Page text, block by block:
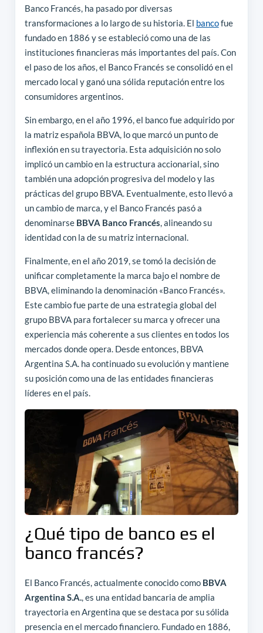
Banco Francés, ha pasado por diversas
transformaciones a lo largo de su historia. El bancofue
fundado en 1886 y se estableció como una de las
instituciones financieras más importantes del país. Con
el paso de los años, el Banco Francés se consolidó en el
mercado local y ganó una sólida reputación entre los
consumidores argentinos.
Sin embargo, en el año 1996, el banco fue adquirido por
la matriz española BBVA, lo que marcó un punto de
inflexión en su trayectoria. Esta adquisición no solo
implicó un cambio en la estructura accionarial, sino
también una adopción progresiva del modelo y las
prácticas del grupo BBVA. Eventualmente, esto llevó a
un cambio de marca, y el Banco Francés pasó a
denominarse BBVA Banco Francés , alineando su
identidad con la de su matriz internacional.
Finalmente, en el año 2019, se tomó la decisión de
unificar completamente la marca bajo el nombre de
BBVA, eliminando la denominación «Banco Francés».
Este cambio fue parte de una estrategia global del
grupo BBVA para fortalecer su marca y ofrecer una
experiencia más coherente a sus clientes en todos los
mercados donde opera. Desde entonces, BBVA
Argentina S.A. ha continuado su evolución y mantiene
su posición como una de las entidades financieras
líderes en el país.
¿Qué tipo de banco es el
banco francés?
El Banco Francés, actualmente conocido como BBVA
Argentina S.A., es una entidad bancaria de amplia
trayectoria en Argentina que se destaca por su sólida
presencia en el mercado financiero. Fundado en 1886,